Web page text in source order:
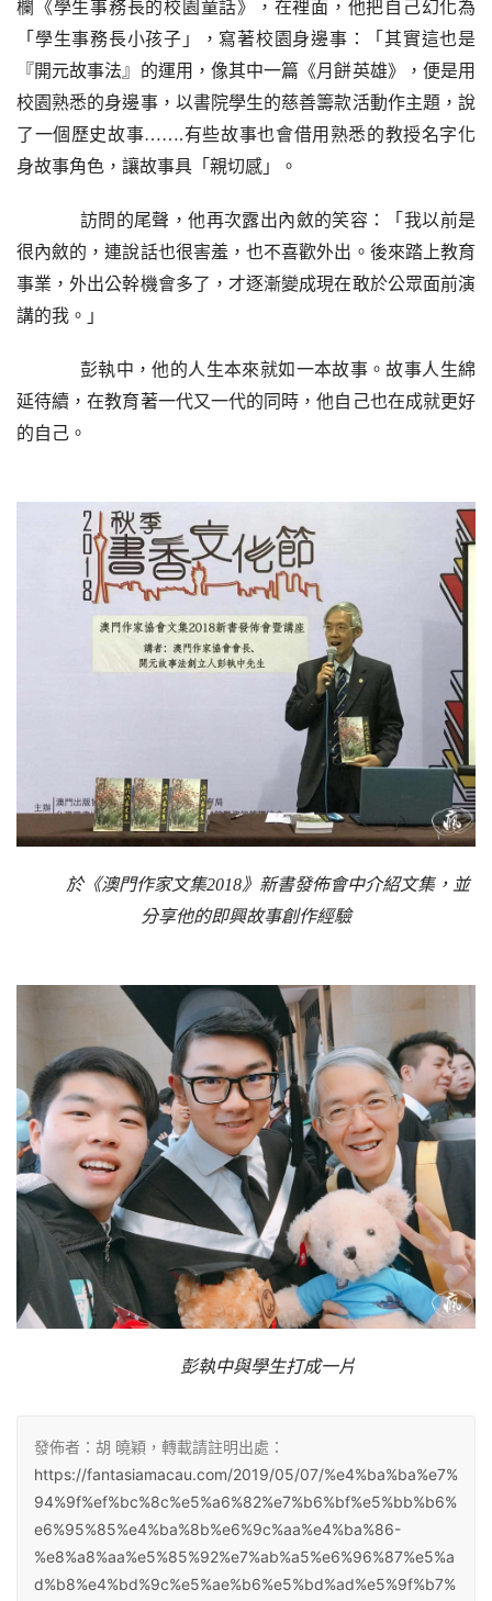
欄《學生事務長的校園童話》，在裡面，他把自己幻化為
「學生事務長小孩子」，寫著校園身邊事：「其實這也是
『開元故事法』的運用，像其中一篇《月餅英雄》，便是用
校園熟悉的身邊事， 以書院學生的慈善籌款活動作主題，說
了一個歷史故事…….有些故事也會借用熟悉的教授名字化
身故事角色，讓故事具 「 親切感 」 。
訪問的尾聲，他再次露出內斂的笑容：「我以前是
很內斂的，連說話也很害羞，也不喜歡外出。後來踏上教育
事業，外出公幹機會多了，才逐漸變成現在敢於公眾面前演
講的我。」
彭執中，他的人生本來就如一本故事。故事人生綿
延待續，在教育著一代又一代的同時，他自己也在成就更好
的自己。
於《澳門作家文集2018》新書發佈會中介紹文集，並
分享他的即興故事創作經驗
彭執中與學生打成一片
發佈者：胡 曉穎，轉載請註明出處：
https://fantasiamacau.com/2019/05/07/%e4%ba%ba%e7%
94%9f%ef%bc%8c%e5%a6%82%e7%b6%bf%e5%bb%b6%
e6%95%85%e4%ba%8b%e6%9c%aa%e4%ba%86-
%e8%a8%aa%e5%85%92%e7%ab%a5%e6%96%87%e5%a
d%b8%e4%bd%9c%e5%ae%b6%e5%bd%ad%e5%9f%b7%